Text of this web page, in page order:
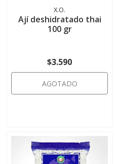
X.O.
Ají deshidratado thai
100 gr
$3.590
AGOTADO